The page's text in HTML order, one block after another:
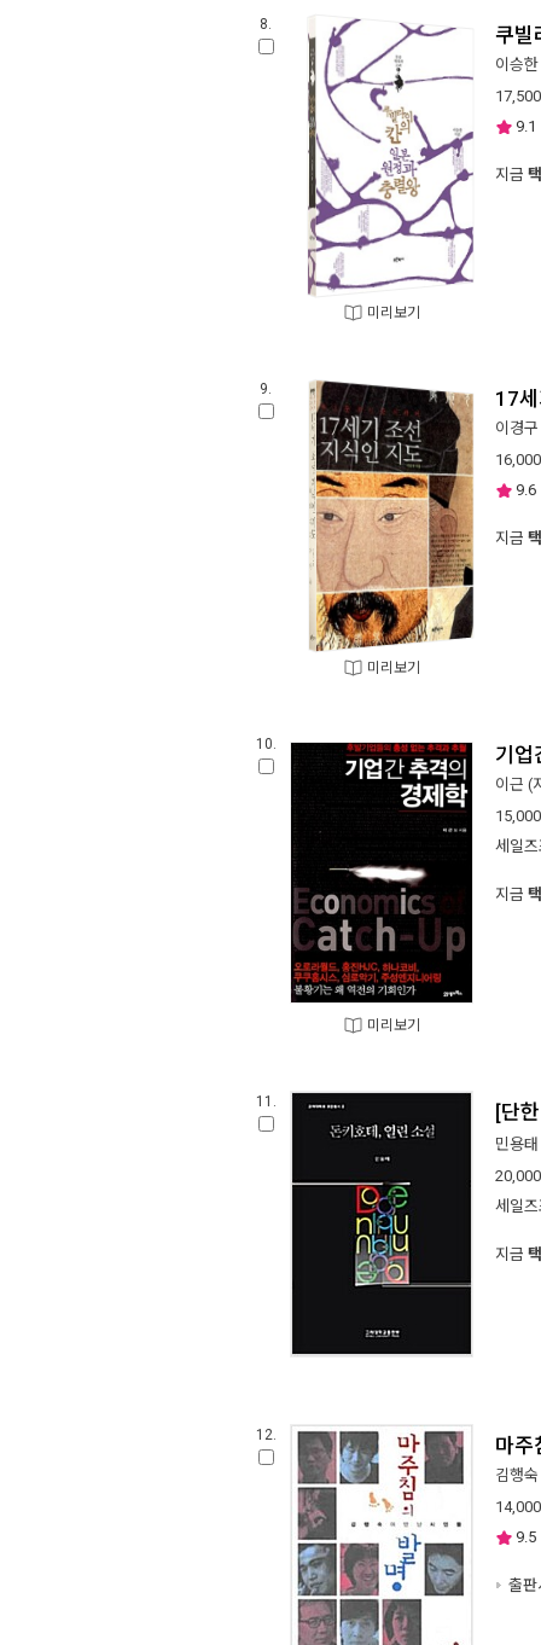
8.
미리보기
쿠빌
이승한
17,500
9.1
지금
9.
미리보기
17
이경구
16,000
9.6
지금
10.
미리보기
기업
이근 (
15,000
세일
지금
11. [단
민용태
20,000
세일
지금
12. 마주
김행숙
14,000
9.5
출판